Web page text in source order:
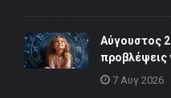
Αύγουστος
προβλέψεις
7 Αυγ 2026